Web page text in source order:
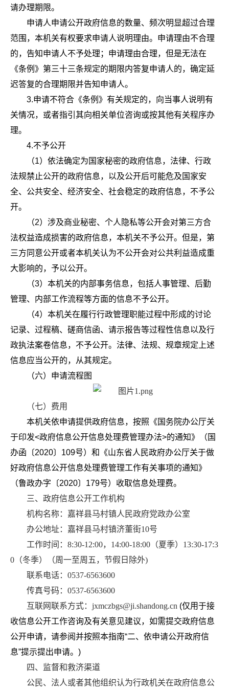
请办理期限。
申请人申请公开政府信息的数量、频次明显超过合理
范围，本机关有权要求申请人说明理由。申请理由不合理
的，告知申请人不予处理；申请理由合理，但是无法在
《条例》第三十三条规定的期限内答复申请人的，确定延
迟答复的合理期限并告知申请人。
3.申请不符合《条例》有关规定的，向当事人说明有
关情况，或者指引其向相关单位咨询或按其他有关程序办
理。
4.不予公开
（1）依法确定为国家秘密的政府信息，法律、行政
法规禁止公开的政府信息，以及公开后可能危及国家安
全、公共安全、经济安全、社会稳定的政府信息，不予公
开。
（2）涉及商业秘密、个人隐私等公开会对第三方合
法权益造成损害的政府信息，本机关不予公开。但是，第
三方同意公开或者本机关认为不公开会对公共利益造成重
大影响的，予以公开。
（3）本机关的内部事务信息，包括人事管理、后勤
管理、内部工作流程等方面的信息不予公开。
（4）本机关在履行行政管理职能过程中形成的讨论
记录、过程稿、磋商信函、请示报告等过程性信息以及行
政执法案卷信息，不予公开。法律、法规、规章规定上述
信息应当公开的，从其规定。
（六）申请流程图
（七）费用
本机关依申请提供政府信息，按照《国务院办公厅关
于印发<政府信息公开信息处理费管理办法>的通知》（国
办函〔2020〕109号）和《山东省人民政府办公厅关于做
好政府信息公开信息处理费管理工作有关事项的通知》
（鲁政办字〔2020〕179号）收取信息处理费。
三、政府信息公开工作机构
机构名称：嘉祥县马村镇人民政府党政办公室
办公地址：嘉祥县马村镇济董街10号
工作时间：8:30-12:00，14:00-18:00（夏季）13:30-17:3
0（冬季）（周一至周五，节假日除外)
联系电话：0537-6563600
传真号码：0537-6563600
互联网联系方式：jxmczbgs@ji.shandong.cn (仅用于接
收信息公开工作咨询及有关意见建议，如需提交政府信息
公开申请，请参阅并按照本指南“二、依申请公开政府信
息”提示提出申请。)
四、监督和救济渠道
公民、法人或者其他组织认为行政机关在政府信息公